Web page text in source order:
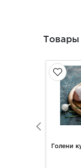
Голени